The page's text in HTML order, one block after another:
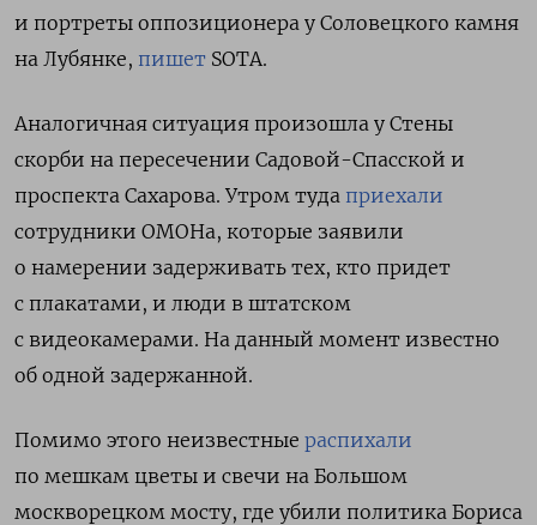
и портреты оппозиционера у Соловецкого камня
на Лубянке, пишет SOTA.
Аналогичная ситуация произошла у Стены
скорби на пересечении Садовой-Спасской и
проспекта Сахарова. Утром туда приехали
сотрудники ОМОНа, которые заявили
о намерении задерживать тех, кто придет
с плакатами, и люди в штатском
с видеокамерами. На данный момент известно
об одной задержанной.
Помимо этого неизвестные распихали
по мешкам цветы и свечи на Большом
москворецком мосту, где убили политика Бориса